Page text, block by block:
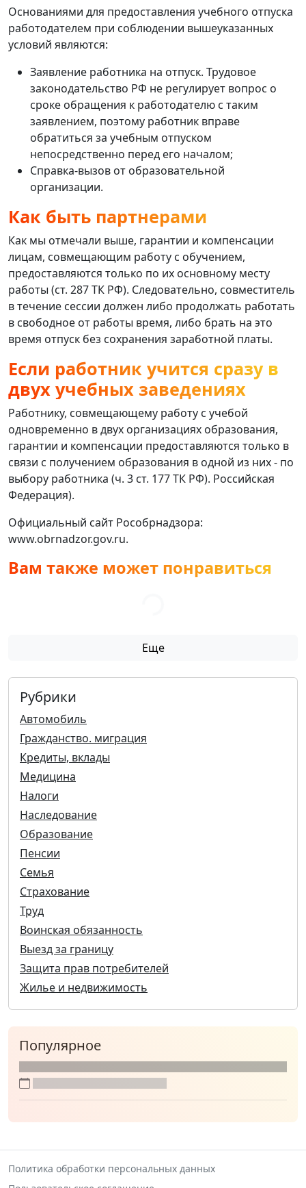
Основаниями для предоставления учебного отпуска
работодателем при соблюдении вышеуказанных
условий являются:
Заявление работника на отпуск. Трудовое
законодательство РФ не регулирует вопрос о
сроке обращения к работодателю с таким
заявлением, поэтому работник вправе
обратиться за учебным отпуском
непосредственно перед его началом;
Справка-вызов от образовательной
организации.
Как быть партнерами
Как мы отмечали выше, гарантии и компенсации
лицам, совмещающим работу с обучением,
предоставляются только по их основному месту
работы (ст. 287 ТК РФ). Следовательно, совместитель
в течение сессии должен либо продолжать работать
в свободное от работы время, либо брать на это
время отпуск без сохранения заработной платы.
Если работник учится сразу в
двух учебных заведениях
Работнику, совмещающему работу с учебой
одновременно в двух организациях образования,
гарантии и компенсации предоставляются только в
связи с получением образования в одной из них - по
выбору работника (ч. 3 ст. 177 ТК РФ). Российская
Федерация).
Официальный сайт Рособрнадзора:
www.obrnadzor.gov.ru.
Вам также может понравиться
Еще
Рубрики
Автомобиль
Гражданство. миграция
Кредиты, вклады
Медицина
Налоги
Наследование
Образование
Пенсии
Семья
Страхование
Труд
Воинская обязанность
Выезд за границу
Защита прав потребителей
Жилье и недвижимость
Популярное
Политика обработки персональных данных